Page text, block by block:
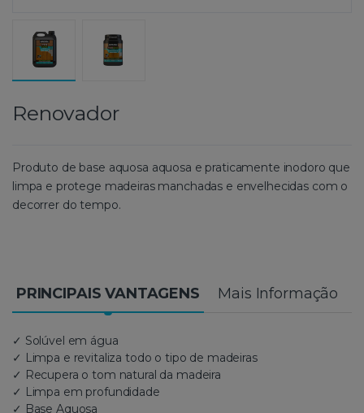
Renovador
Produto de base aquosa aquosa e praticamente inodoro que
limpa e protege madeiras manchadas e envelhecidas com o
decorrer do tempo.
PRINCIPAIS VANTAGENS Mais Informação
✓ Solúvel em água
✓ Limpa e revitaliza todo o tipo de madeiras
✓ Recupera o tom natural da madeira
✓ Limpa em profundidade
✓ Base Aquosa